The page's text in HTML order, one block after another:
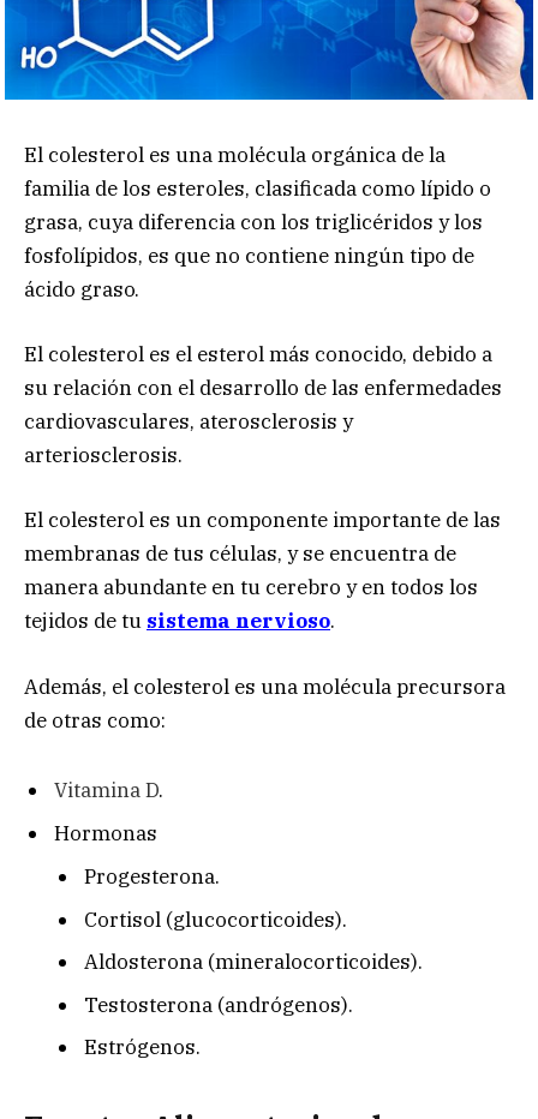
El colesterol es una molécula orgánica de la
familia de los esteroles, clasificada como lípido o
grasa, cuya diferencia con los triglicéridos y los
fosfolípidos, es que no contiene ningún tipo de
ácido graso.
El colesterol es el esterol más conocido, debido a
su relación con el desarrollo de las enfermedades
cardiovasculares, aterosclerosis y
arteriosclerosis.
El colesterol es un componente importante de las
membranas de tus células, y se encuentra de
manera abundante en tu cerebro y en todos los
tejidos de tu sistema nervioso.
Además, el colesterol es una molécula precursora
de otras como:
Vitamina D.
Hormonas
Progesterona.
Cortisol (glucocorticoides).
Aldosterona (mineralocorticoides).
Testosterona (andrógenos).
Estrógenos.